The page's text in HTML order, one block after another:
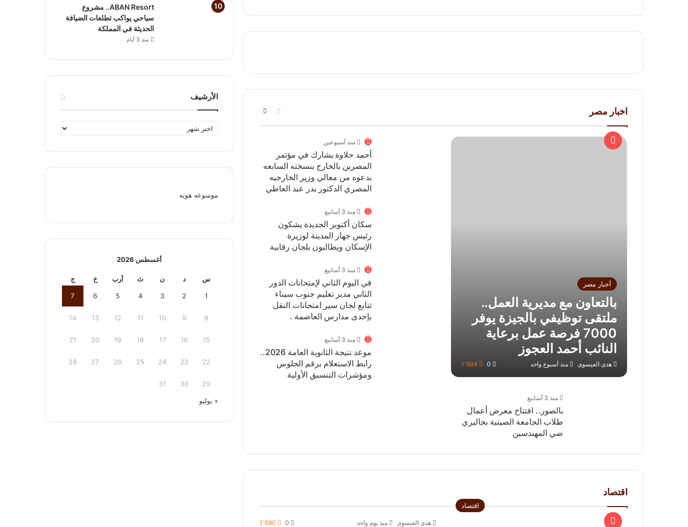
اخبار مصر
الصفحة
أخبار مصر
بالتعاون مع مديرية العمل..
ملتقى توظيفي بالجيزة يوفر
7000 فرصة عمل برعاية
النائب أحمد العجوز
هدى العيسوى منذ أسبوع واحد 0 1٬694
منذ أسبوعين
أحمد حلاوة يشارك في مؤتمر
المصرين بالخارج بنسخته السابعه
بدعوه من معالي وزير الخارجيه
المصري الدكتور بدر عبد العاطي
منذ 3 أسابيع
سكان أكتوبر الجديدة يشكون
رئيس جهاز المدينة لوزيرة
الإسكان ويطالبون بلجان رقابية
منذ 3 أسابيع
في اليوم الثاني لإمتحانات الدور
الثاني مدير تعليم جنوب سيناء
تتابع لجان سير امتحانات النقل
بإحدى مدارس العاصمة .
منذ 3 أسابيع
موعد نتيجة الثانوية العامة 2026..
رابط الاستعلام برقم الجلوس
ومؤشرات التنسيق الأولية
منذ 3 أسابيع
بالصور.. افتتاح معرض أعمال
طلاب الجامعة الصينية بجاليري
ضي المهندسين
اقتصاد
اقتصاد
هدى العيسوى منذ يوم واحد 0 1٬690
ABAN Resort.. مشروع
سياحي يواكب تطلعات الضيافة
الحديثة في المملكة
منذ 3 أيام
الأرشيف
الأرشيف
موسوعه هويه
أغسطس 2026
س د ن ث أرب خ ج
1
2
3
4
5
6
7
8
9
10
11
12
13
14
15
16
17
18
19
20
21
22
23
24
25
26
27
28
29
30
31
« يوليو